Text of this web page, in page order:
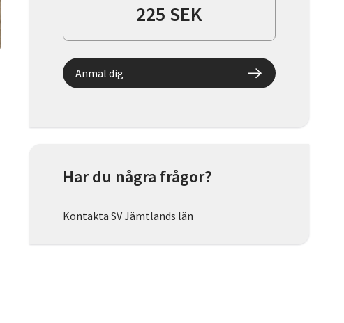
225 SEK
Anmäl dig
Har du några frågor?
Kontakta SV Jämtlands län